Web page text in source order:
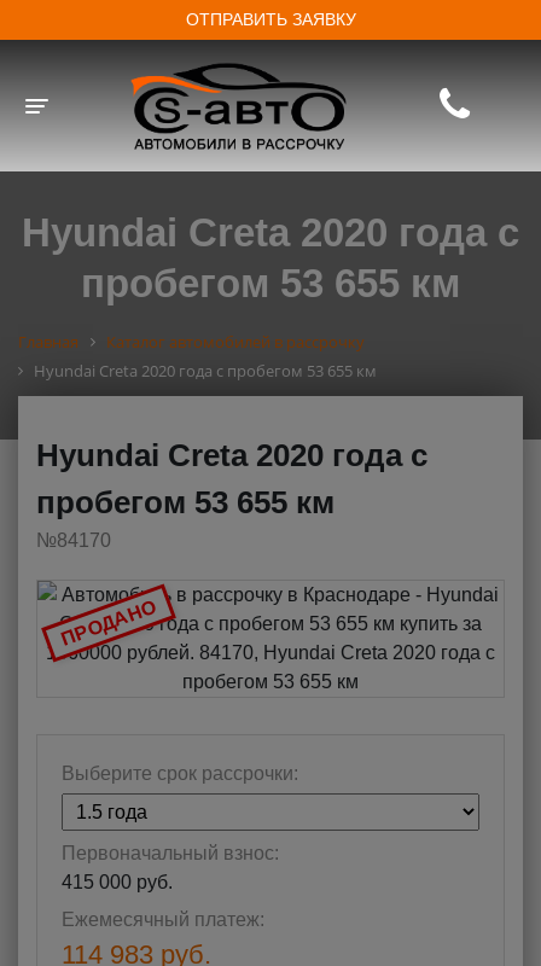
Toggle navigation
ОТПРАВИТЬ ЗАЯВКУ
Hyundai Creta 2020 года с
пробегом 53 655 км
Главная
Каталог автомобилей в рассрочку
Hyundai Creta 2020 года с пробегом 53 655 км
Hyundai Creta 2020 года с
пробегом 53 655 км
№84170
Выберите срок рассрочки:
Первоначальный взнос:
415 000 руб.
Ежемесячный платеж:
114 983 руб.
ПРОДАНО